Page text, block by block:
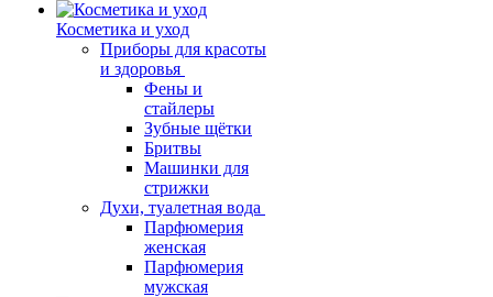
Косметика и уход
Приборы для красоты
и здоровья
Фены и
стайлеры
Зубные щётки
Бритвы
Машинки для
стрижки
Духи, туалетная вода
Парфюмерия
женская
Парфюмерия
мужская